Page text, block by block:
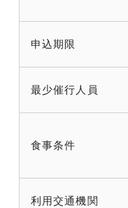
申込期限
最少催行人員
食事条件
利用交通機関